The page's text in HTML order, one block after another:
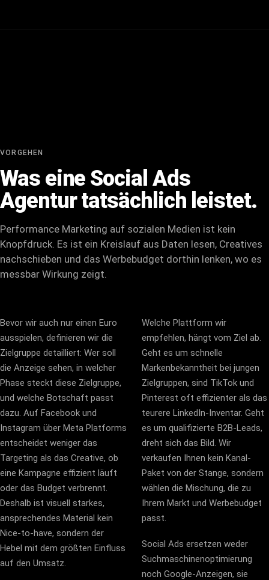
VORGEHEN
Was eine Social Ads
Agenturtatsächlich leistet.
Performance Marketing auf sozialen Medien ist kein
Knopfdruck. Es ist ein Kreislauf aus Daten lesen, Creatives
nachschieben und das Werbebudget dorthin lenken, wo es
messbar Wirkung zeigt.
Bevor wir auch nur einen Euro
ausspielen, definieren wir die
Zielgruppe detailliert: Wer soll
die Anzeige sehen, in welcher
Phase steckt diese Zielgruppe,
und welche Botschaft passt
dazu. Auf Facebook und
Instagram über Meta Platforms
entscheidet weniger das
Targeting als das Creative, ob
eine Kampagne effizient läuft
oder das Budget verbrennt.
Deshalb ist visuell starkes,
ansprechendes Material kein
Nice-to-have, sondern der
Hebel mit dem größten Einfluss
auf den Umsatz.
Welche Plattform wir
empfehlen, hängt vom Ziel ab.
Geht es um schnelle
Markenbekanntheit bei jungen
Zielgruppen, sind TikTok und
Pinterest oft effizienter als das
teurere LinkedIn-Inventar. Geht
es um qualifizierte B2B-Leads,
dreht sich das Bild. Wir
verkaufen Ihnen kein Kanal-
Paket von der Stange, sondern
wählen die Mischung, die zu
Ihrem Markt und Werbebudget
passt.
Social Ads ersetzen weder
Suchmaschinenoptimierung
noch Google-Anzeigen, sie